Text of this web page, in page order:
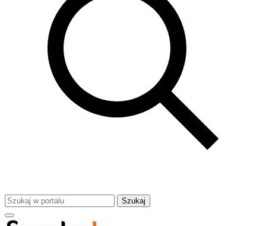
Szukaj